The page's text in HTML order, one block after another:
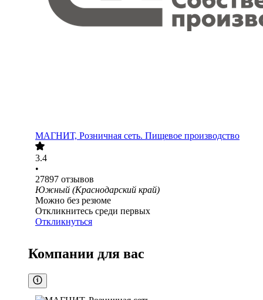
МАГНИТ, Розничная сеть. Пищевое производство
3.4
•
27897 отзывов
Южный (Краснодарский край)
Можно без резюме
Откликнитесь среди первых
Откликнуться
Компании для вас